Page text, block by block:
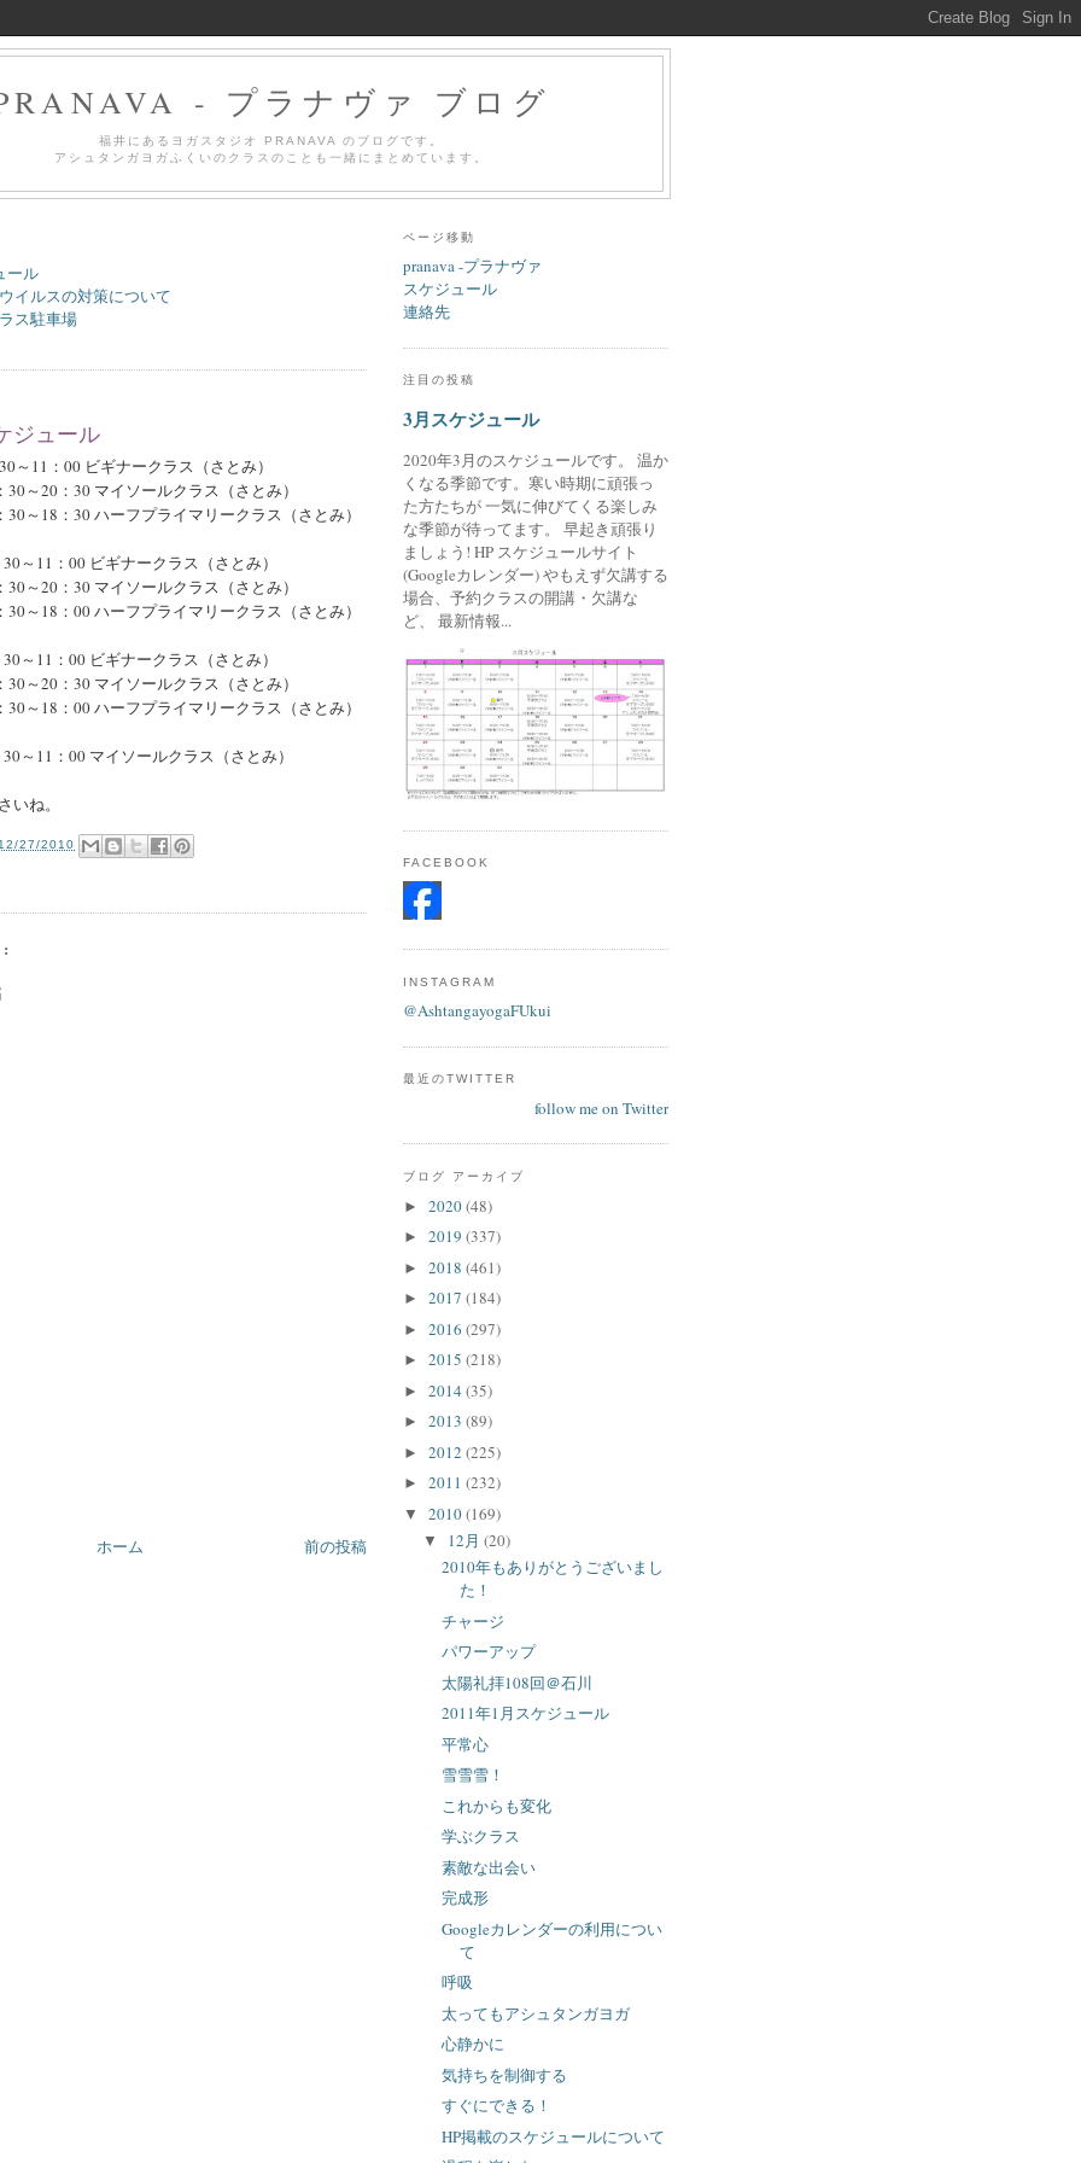
- プラナヴァ ブログ
福井にあるヨガスタジオ PRANAVA のブログです。
アシュタンガヨガふくいのクラスのことも一緒にまとめています。
ール
イルスの対策について
ス駐車場
ジュール
～11：00 ビギナークラス（さとみ）
～20：30 マイソールクラス（さとみ）
～18：30 ハーフプライマリークラス（さとみ）
～11：00 ビギナークラス（さとみ）
～20：30 マイソールクラス（さとみ）
～18：00 ハーフプライマリークラス（さとみ）
～11：00 ビギナークラス（さとみ）
～20：30 マイソールクラス（さとみ）
～18：00 ハーフプライマリークラス（さとみ）
～11：00 マイソールクラス（さとみ）
いね。
27/2010
前の投稿
ホーム
ページ移動
pranava -プラナヴァ
スケジュール
連絡先
注目の投稿
3月スケジュール
2020年3月のスケジュールです。 温か
くなる季節です。寒い時期に頑張っ
た方たちが 一気に伸びてくる楽しみ
な季節が待ってます。 早起き頑張り
ましょう! HP スケジュールサイト
(Googleカレンダー) やもえず欠講する
場合、予約クラスの開講・欠講な
ど、 最新情報...
FACEBOOK
INSTAGRAM
@AshtangayogaFUkui
最近のTWITTER
follow me on Twitter
ブログ アーカイブ
► 2020(48)
► 2019 (337)
► 2018 (461)
► 2017 (184)
► 2016 (297)
► 2015 (218)
► 2014 (35)
► 2013 (89)
► 2012 (225)
► 2011 (232)
▼ 2010(169)
▼ 12月 (20)
2010年もありがとうございまし
た！
チャージ
パワーアップ
太陽礼拝108回＠石川
2011年1月スケジュール
平常心
雪雪雪！
これからも変化
学ぶクラス
素敵な出会い
完成形
Googleカレンダーの利用につい
て
呼吸
太ってもアシュタンガヨガ
心静かに
気持ちを制御する
すぐにできる！
HP掲載のスケジュールについて